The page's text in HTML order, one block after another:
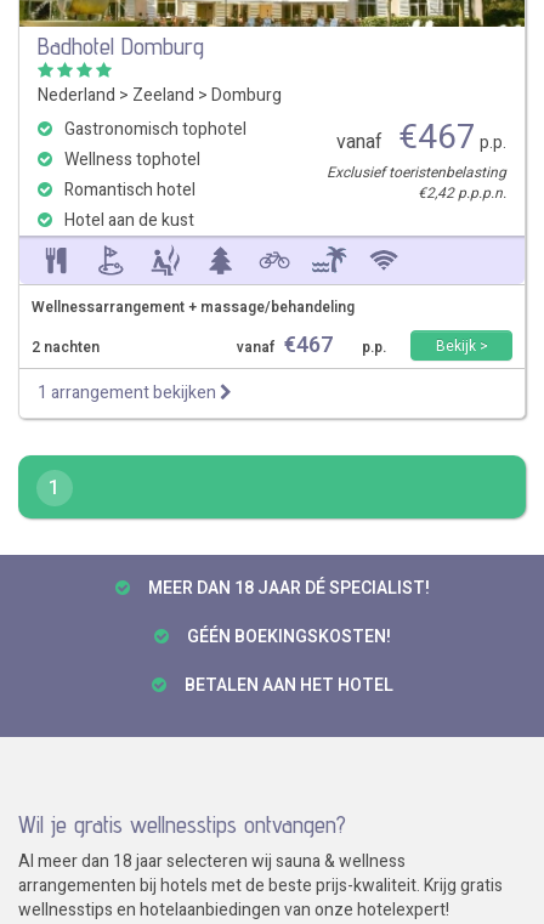
Badhotel Domburg
Nederland > Zeeland >Domburg
Gastronomisch tophotel
Wellness tophotel
Romantisch hotel
Hotel aan de kust
vanaf €467 p.p.
Exclusief toeristenbelasting
€2,42 p.p.p.n.
Wellnessarrangement + massage/behandeling
2 nachten
vanaf €467 p.p. Bekijk >
1 arrangement bekijken
1
MEER DAN 18 JAAR DÉ SPECIALIST!
GÉÉN BOEKINGSKOSTEN!
BETALEN AAN HET HOTEL
Wil je gratis wellnesstips ontvangen?
Al meer dan 18 jaar selecteren wij sauna & wellness
arrangementen bij hotels met de beste prijs-kwaliteit. Krijg gratis
wellnesstips en hotelaanbiedingen van onze hotelexpert!